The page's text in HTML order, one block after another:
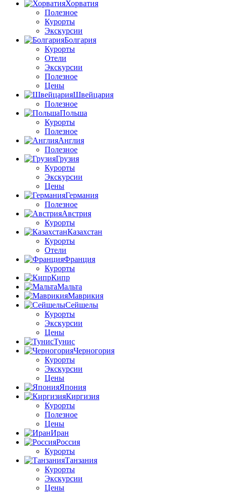
Хорватия
Полезное
Курорты
Экскурсии
Болгария
Курорты
Отели
Экскурсии
Полезное
Цены
Швейцария
Полезное
Польша
Курорты
Полезное
Англия
Полезное
Грузия
Курорты
Экскурсии
Цены
Германия
Полезное
Австрия
Курорты
Казахстан
Курорты
Отели
Франция
Курорты
Кипр
Мальта
Маврикия
Сейшелы
Курорты
Экскурсии
Цены
Тунис
Черногория
Курорты
Экскурсии
Цены
Япония
Киргизия
Курорты
Полезное
Цены
Иран
Россия
Курорты
Танзания
Курорты
Экскурсии
Цены